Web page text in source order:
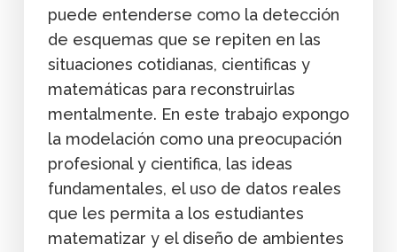
puede entenderse como la detección
de esquemas que se repiten en las
situaciones cotidianas, cientificas y
matemáticas para reconstruirlas
mentalmente. En este trabajo expongo
la modelación como una preocupación
profesional y cientifica, las ideas
fundamentales, el uso de datos reales
que les permita a los estudiantes
matematizar y el diseño de ambientes